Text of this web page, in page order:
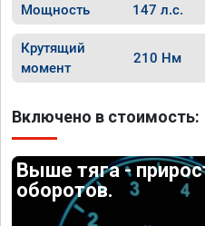
Мощность 147 л.с.
Крутящий
момент
210 Нм
Включено в стоимость:
Выше тяга -
оборотов.